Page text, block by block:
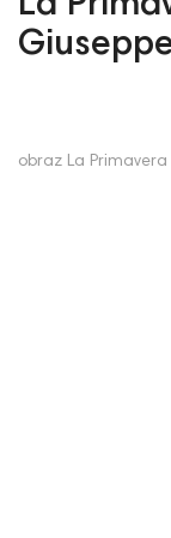
obraz La Primavera